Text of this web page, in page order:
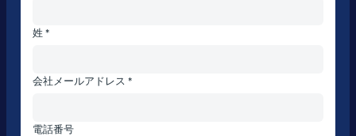
姓 *
会社メールアドレス *
電話番号